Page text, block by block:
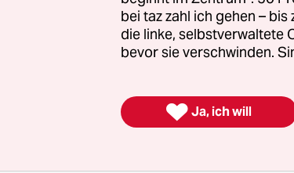
Ballbesitz ihr Eigen nennen, aber
ebenso wie die Japanerinnen nicht so
Ball ins Netz verfrachten. Die Pille
bei taz zahl ich gehen –
die linke, selbstverwaltete
bevor sie verschwinden.
 Ja, ich will